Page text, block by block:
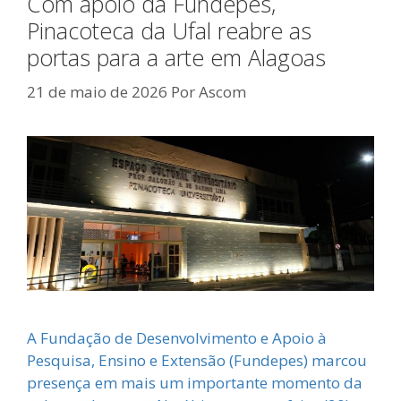
Pinacoteca da Ufal reabre as
portas para a arte em Alagoas
21 de maio de 2026 PorAscom
A Fundação de Desenvolvimento e Apoio à
Pesquisa, Ensino e Extensão (Fundepes) marcou
presença em mais um importante momento da